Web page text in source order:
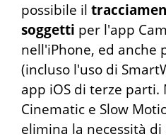
possibile il
soggetti per l'app
nell'iPhone, ed anche
(incluso l'uso di
app iOS di terze parti.
Cinematic e Slow
elimina la necessità